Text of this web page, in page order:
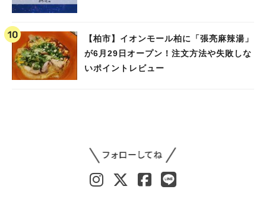
【柏市】イオンモール柏に「張亮麻辣湯」
が6月29日オープン！注文方法や失敗しな
いポイントレビュー